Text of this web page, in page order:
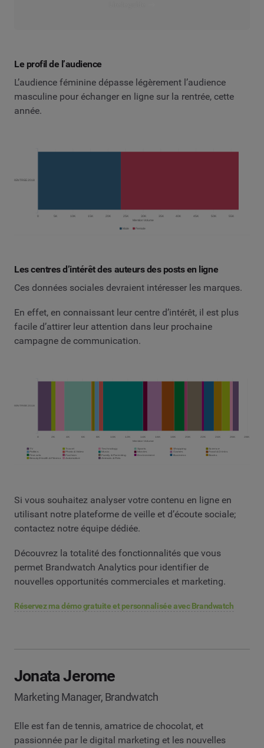
Le profil de l’audience
L’audience féminine dépasse légèrement l’audience
masculine pour échanger en ligne sur la rentrée, cette
année.
Les centres d’intérêt des auteurs des posts en ligne
Ces données sociales devraient intéresser les marques.
En effet, en connaissant leur centre d’intérêt, il est plus
facile d’attirer leur attention dans leur prochaine
campagne de communication.
Si vous souhaitez analyser votre contenu en ligne en
utilisant notre plateforme de veille et d’écoute sociale;
contactez notre équipe dédiée.
Découvrez la totalité des fonctionnalités que vous
permet Brandwatch Analytics pour identifier de
nouvelles opportunités commerciales et marketing.
Réservez ma démo gratuite et personnalisée avec Brandwatch
Jonata Jerome
Marketing Manager, Brandwatch
Elle est fan de tennis, amatrice de chocolat, et
passionnée par le digital marketing et les nouvelles